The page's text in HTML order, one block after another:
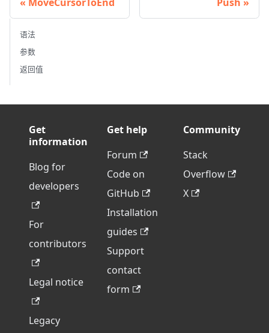
语法
参数
返回值
Get
information
Blog for
developers
For
contributors
Legal notice
Legacy
Get help
Forum
Code on
GitHub
Installation
guides
Support
contact
form
Community
Stack
Overflow
X